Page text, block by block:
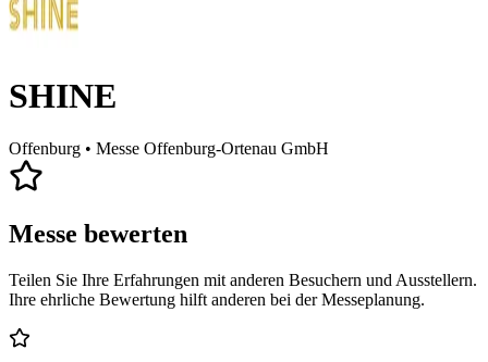
SHINE
Offenburg • Messe Offenburg-Ortenau GmbH
Messe bewerten
Teilen Sie Ihre Erfahrungen mit anderen Besuchern und Ausstellern.
Ihre ehrliche Bewertung hilft anderen bei der Messeplanung.